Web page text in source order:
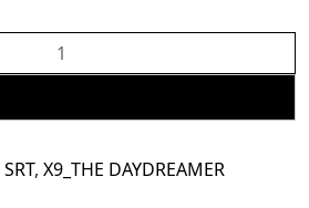
SRT, X9_THE DAYDREAMER